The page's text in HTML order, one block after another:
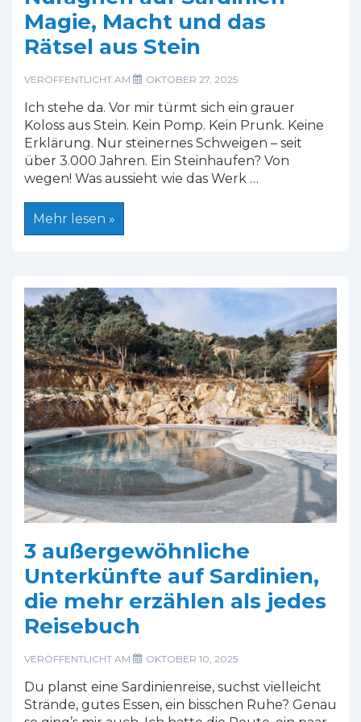
Magie, Macht und das
Rätsel aus Stein
VERÖFFENTLICHT AM OKTOBER 27, 2025
Ich stehe da. Vor mir türmt sich ein grauer
Koloss aus Stein. Kein Pomp. Kein Prunk. Keine
Erklärung. Nur steinernes Schweigen – seit
über 3.000 Jahren. Ein Steinhaufen? Von
wegen! Was aussieht wie das Werk …
Nuraghen
und
das
Rätsel
aus
Stein
Mehr lesen »
3 außergewöhnliche
Unterkünfte auf Sardinien,
die mehr erzählen als jedes
Reisebuch
VERÖFFENTLICHT AM OKTOBER 10, 2025
Du planst eine Sardinienreise, suchst vielleicht
Strände, gutes Essen, ein bisschen Ruhe? Genau